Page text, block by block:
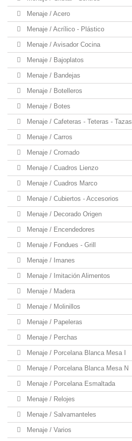
Menaje / Acero
Menaje / Acrílico - Plástico
Menaje / Avisador Cocina
Menaje / Bajoplatos
Menaje / Bandejas
Menaje / Botelleros
Menaje / Botes
Menaje / Cafeteras - Teteras - Tazas
Menaje / Carros
Menaje / Cromado
Menaje / Cuadros Lienzo
Menaje / Cuadros Marco
Menaje / Cubiertos - Accesorios
Menaje / Decorado Origen
Menaje / Encendedores
Menaje / Fondues - Grill
Menaje / Imanes
Menaje / Imitación Alimentos
Menaje / Madera
Menaje / Molinillos
Menaje / Papeleras
Menaje / Perchas
Menaje / Porcelana Blanca Mesa I
Menaje / Porcelana Blanca Mesa N
Menaje / Porcelana Esmaltada
Menaje / Relojes
Menaje / Salvamanteles
Menaje / Varios